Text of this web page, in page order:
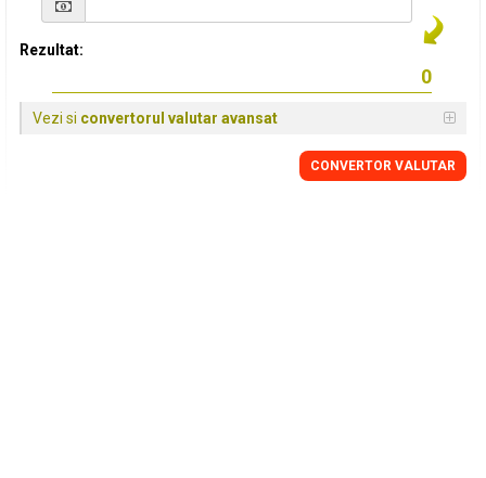
Rezultat:
Vezi si convertorul valutar avansat
CONVERTOR VALUTAR